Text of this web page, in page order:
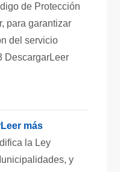
de Protección
para garantizar
del servicio
DescargarLeer
más
la Ley
y